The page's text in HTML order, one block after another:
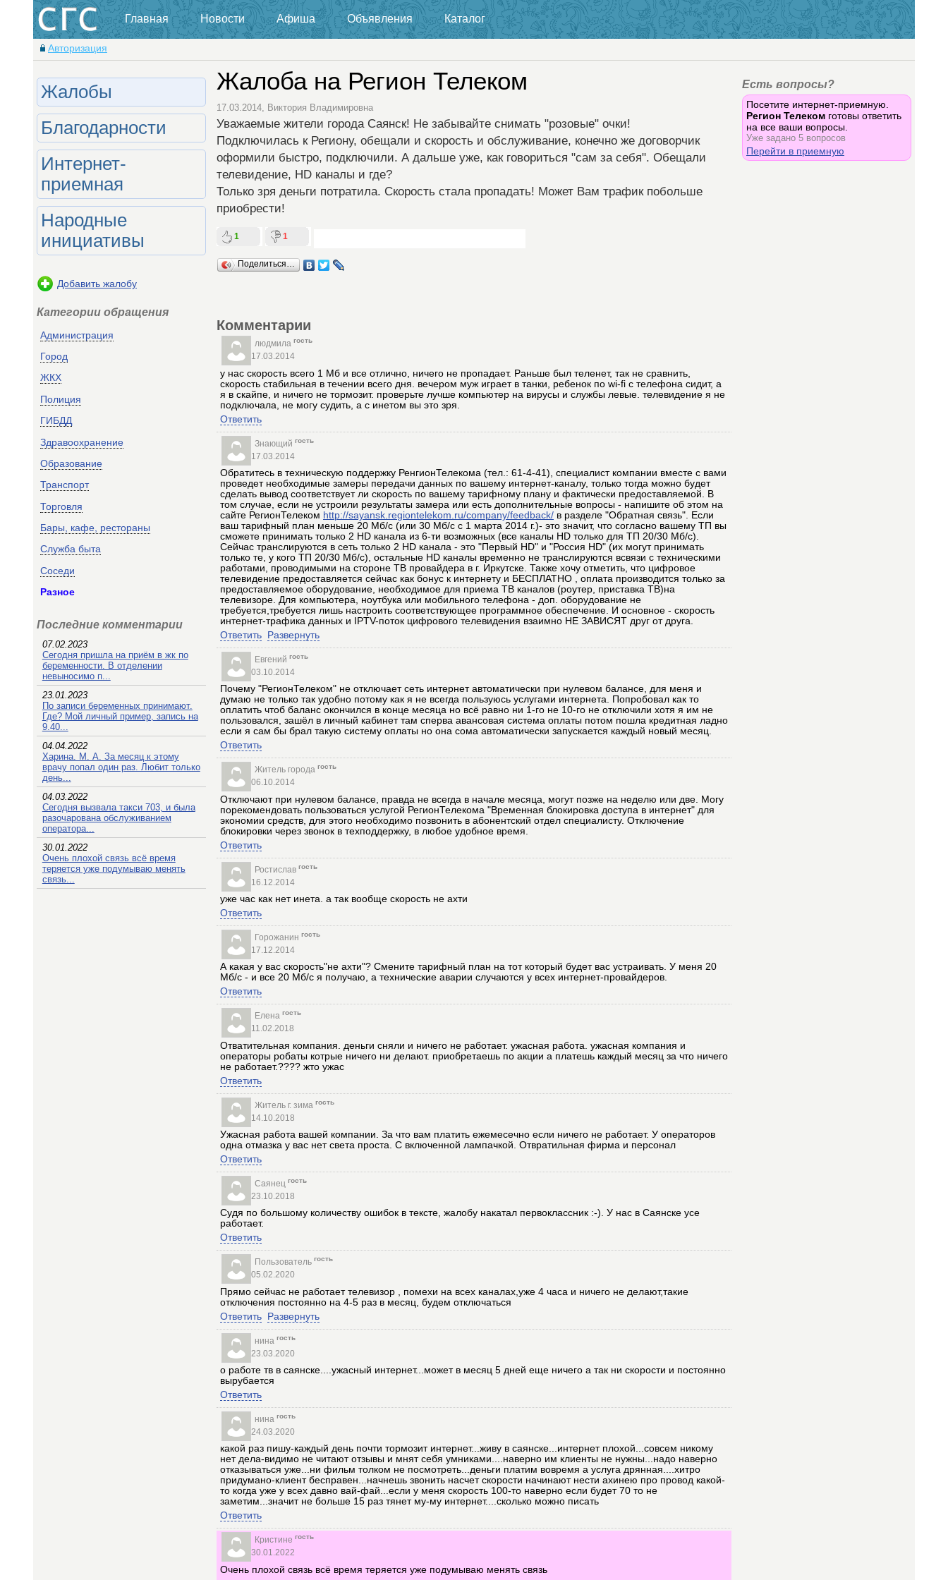
Главная Новости Афиша Объявления Каталог
Авторизация
Жалобы
Благодарности
Интернет-
приемная
Народные
инициативы
Добавить жалобу
Категории обращения
Администрация
Город
ЖКХ
Полиция
ГИБДД
Здравоохранение
Образование
Транспорт
Торговля
Бары, кафе, рестораны
Служба быта
Соседи
Разное
Последние комментарии
07.02.2023
Сегодня пришла на приём в жк по
беременности. В отделении
невыносимо п...
23.01.2023
По записи беременных принимают.
Где? Мой личный пример, запись на
9.40...
04.04.2022
Харина. М. А. За месяц к этому
врачу попал один раз. Любит только
день...
04.03.2022
Сегодня вызвала такси 703, и была
разочарована обслуживанием
оператора...
30.01.2022
Очень плохой связь всё время
теряется уже подумываю менять
связь...
Есть вопросы?
Посетите интернет-приемную.
Регион Телеком готовы ответить
на все ваши вопросы.
Уже задано 5 вопросов
Перейти в приемную
Жалоба на Регион Телеком
17.03.2014, Виктория Владимировна
Уважаемые жители города Саянск! Не забывайте снимать "розовые" очки!
Подключилась к Региону, обещали и скорость и обслуживание, конечно же договорчик
оформили быстро, подключили. А дальше уже, как говориться "сам за себя". Обещали
телевидение, HD каналы и где?
Только зря деньги потратила. Скорость стала пропадать! Может Вам трафик побольше
приобрести!
1 1
Поделиться…
Комментарии
людмила гость
17.03.2014
у нас скорость всего 1 Мб и все отлично, ничего не пропадает. Раньше был теленет, так не сравнить,
скорость стабильная в течении всего дня. вечером муж играет в танки, ребенок по wi-fi с телефона сидит, а
я в скайпе, и ничего не тормозит. проверьте лучше компьютер на вирусы и службы левые. телевидение я не
подключала, не могу судить, а с инетом вы это зря.
Ответить
Знающий гость
17.03.2014
Обратитесь в техническую поддержку РенгионТелекома (тел.: 61-4-41), специалист компании вместе с вами
проведет необходимые замеры передачи данных по вашему интернет-каналу, только тогда можно будет
сделать вывод соответствует ли скорость по вашему тарифному плану и фактически предоставляемой. В
том случае, если не устроили результаты замера или есть дополнительные вопросы - напишите об этом на
сайте РегионТелеком http://sayansk.regiontelekom.ru/company/feedback/ в разделе "Обратная связь". Если
ваш тарифный план меньше 20 Мб/с (или 30 Мб/с с 1 марта 2014 г.)- это значит, что согласно вашему ТП вы
сможете принимать только 2 HD канала из 6-ти возможных (все каналы HD только для ТП 20/30 Мб/с).
Сейчас транслируются в сеть только 2 HD канала - это "Первый HD" и "Россия HD" (их могут принимать
только те, у кого ТП 20/30 Мб/с), остальные HD каналы временно не транслируются всвязи с техническими
работами, проводимыми на стороне ТВ провайдера в г. Иркутске. Также хочу отметить, что цифровое
телевидение предоставляется сейчас как бонус к интернету и БЕСПЛАТНО , оплата производится только за
предоставляемое оборудование, необходимое для приема ТВ каналов (роутер, приставка ТВ)на
телевизоре. Для компьютера, ноутбука или мобильного телефона - доп. оборудование не
требуется,требуется лишь настроить соответствующее программное обеспечение. И основное - скорость
интернет-трафика данных и IPTV-поток цифрового телевидения взаимно НЕ ЗАВИСЯТ друг от друга.
Ответить
Развернуть
Евгений гость
03.10.2014
Почему "РегионТелеком" не отключает сеть интернет автоматически при нулевом балансе, для меня и
думаю не только так удобно потому как я не всегда пользуюсь услугами интернета. Попробовал как то
оплатить чтоб баланс окончился в конце месяца но всё равно ни 1-го не 10-го не отключили хотя я им не
пользовался, зашёл в личный кабинет там сперва авансовая система оплаты потом пошла кредитная ладно
если я сам бы брал такую систему оплаты но она сома автоматически запускается каждый новый месяц.
Ответить
Житель города гость
06.10.2014
Отключают при нулевом балансе, правда не всегда в начале месяца, могут позже на неделю или две. Могу
порекомендовать пользоваться услугой РегионТелекома "Временная блокировка доступа в интернет" для
экономии средств, для этого необходимо позвонить в абонентский отдел специалисту. Отключение
блокировки через звонок в техподдержку, в любое удобное время.
Ответить
Ростислав гость
16.12.2014
уже час как нет инета. а так вообще скорость не ахти
Ответить
Горожанин гость
17.12.2014
А какая у вас скорость"не ахти"? Смените тарифный план на тот который будет вас устраивать. У меня 20
Мб/с - и все 20 Мб/с я получаю, а технические аварии случаются у всех интернет-провайдеров.
Ответить
Елена гость
11.02.2018
Отватительная компания. деньги сняли и ничего не работает. ужасная работа. ужасная компания и
операторы робаты котрые ничего ни делают. приобретаешь по акции а платешь каждый месяц за что ничего
не работает.???? жто ужас
Ответить
Житель г. зима гость
14.10.2018
Ужасная работа вашей компании. За что вам платить ежемесечно если ничего не работает. У операторов
одна отмазка у вас нет света проста. С включенной лампачкой. Отвратильная фирма и персонал
Ответить
Саянец гость
23.10.2018
Судя по большому количеству ошибок в тексте, жалобу накатал первоклассник :-). У нас в Саянске усе
работает.
Ответить
Пользователь гость
05.02.2020
Прямо сейчас не работает телевизор , помехи на всех каналах,уже 4 часа и ничего не делают,такие
отключения постоянно на 4-5 раз в месяц, будем отключаться
Ответить Развернуть
нина гость
23.03.2020
о работе тв в саянске....ужасный интернет...может в месяц 5 дней еще ничего а так ни скорости и постоянно
вырубается
Ответить
нина гость
24.03.2020
какой раз пишу-каждый день почти тормозит интернет...живу в саянске...интернет плохой...совсем никому
нет дела-видимо не читают отзывы и мнят себя умниками....наверно им клиенты не нужны...надо наверно
отказываться уже...ни фильм толком не посмотреть...деньги платим вовремя а услуга дрянная....хитро
придумано-клиент бесправен...начнешь звонить насчет скорости начинают нести ахинею про провод какой-
то когда уже у всех давно вай-фай...если у меня скорость 100-то наверно если будет 70 то не
заметим...значит не больше 15 раз тянет му-му интернет....сколько можно писать
Ответить
Кристине гость
30.01.2022
Очень плохой связь всё время теряется уже подумываю менять связь